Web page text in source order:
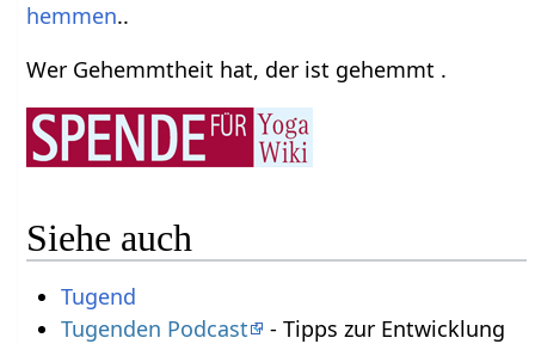
hemmen..
Wer Gehemmtheit hat, der ist gehemmt .
Siehe auch
Tugend
Tugenden Podcast
- Tipps zur Entwicklung